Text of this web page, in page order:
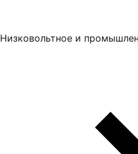
Низковольтное и